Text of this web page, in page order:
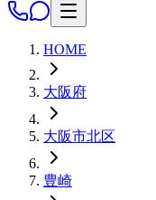
HOME
大阪府
大阪市北区
豊崎